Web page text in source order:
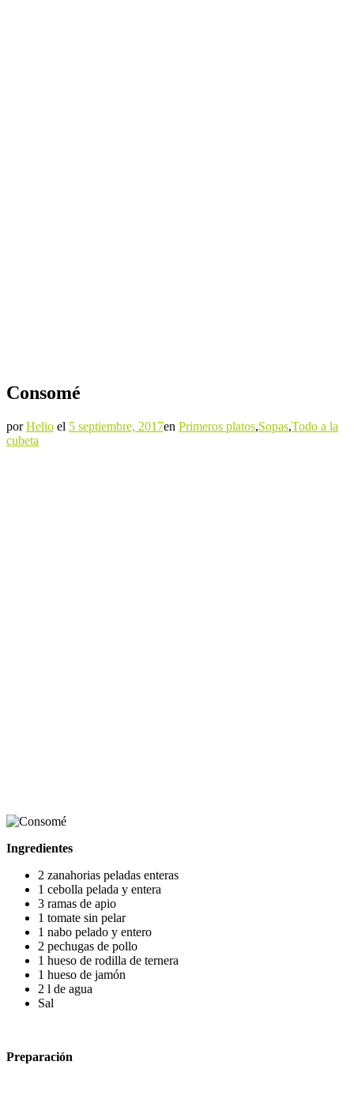
Consomé
porHelio el 5 septiembre, 2017en Primeros platos,Sopas,Todo a la
cubeta
Ingredientes
2 zanahorias peladas enteras
1 cebolla pelada y entera
3 ramas de apio
1 tomate sin pelar
1 nabo pelado y entero
2 pechugas de pollo
1 hueso de rodilla de ternera
1 hueso de jamón
2 l de agua
Sal
Preparación